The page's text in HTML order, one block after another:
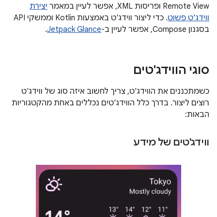
Remote View ופריסות XML, אפשר לעיין במאמר
יצירת
ווידג'ט פשוט
. כדי ליצור ווידג'ט באמצעות Kotlin וממשקי API
בסגנון Compose, אפשר לעיין ב-
Jetpack Glance
.
סוגי הווידג'טים
כשמתכננים את הווידג'ט, צריך לחשוב איזה סוג של ווידג'ט
רוצים ליצור. בדרך כלל הווידג'טים נכללים באחת מהקטגוריות
הבאות:
ווידג'טים של מידע